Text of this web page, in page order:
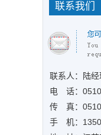
联系我们
联系人：陆经
电 话：
传 真：
手 机：